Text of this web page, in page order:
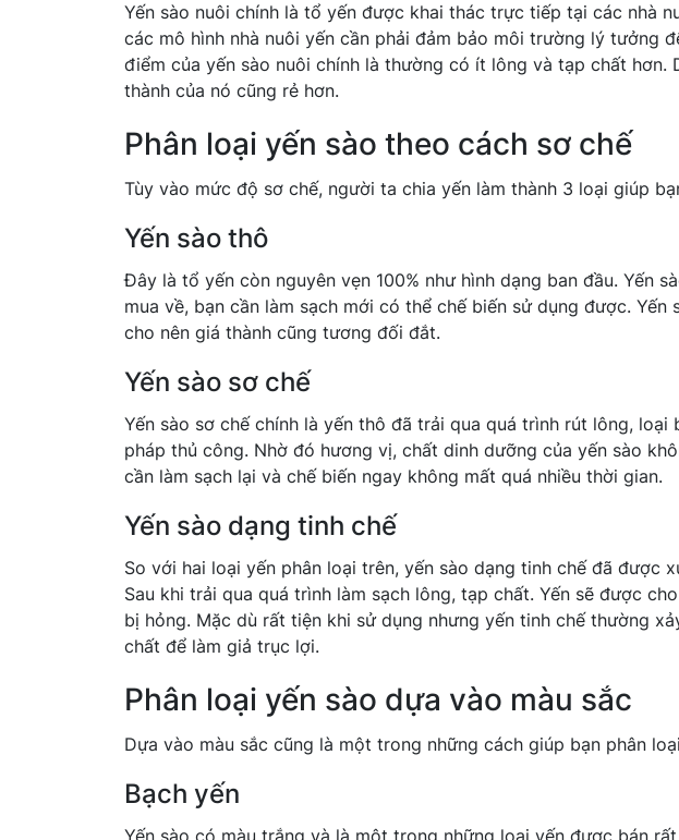
Yến sào nuôi chính là tổ yến được khai thác trực tiếp tại các nhà
các mô hình nhà nuôi yến cần phải đảm bảo môi trường lý tưởng
điểm của yến sào nuôi chính là thường có ít lông và tạp chất hơn.
thành của nó cũng rẻ hơn.
Phân loại yến sào theo cách sơ chế
Tùy vào mức độ sơ chế, người ta chia yến làm thành 3 loại giúp
Yến sào thô
Đây là tổ yến còn nguyên vẹn 100% như hình dạng ban đầu. Yến
mua về, bạn cần làm sạch mới có thể chế biến sử dụng được.
cho nên giá thành cũng tương đối đắt.
Yến sào sơ chế
Yến sào sơ chế chính là yến thô đã trải qua quá trình rút lông,
pháp thủ công. Nhờ đó hương vị, chất dinh dưỡng của yến sào
cần làm sạch lại và chế biến ngay không mất quá nhiều thời gian.
Yến sào dạng tinh chế
So với hai loại yến phân loại trên, yến sào dạng tinh chế đã được
Sau khi trải qua quá trình làm sạch lông, tạp chất. Yến sẽ được
bị hỏng. Mặc dù rất tiện khi sử dụng nhưng yến tinh chế thường
chất để làm giả trục lợi.
Phân loại yến sào dựa vào màu sắc
Dựa vào màu sắc cũng là một trong những cách giúp bạn phân
Bạch yến
Yến sào có màu trắng và là một trong những loại yến được bán